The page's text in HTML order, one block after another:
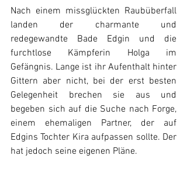
Nach einem missglückten Raubüberfall
landen der charmante und
redegewandte Bade Edgin und die
furchtlose Kämpferin Holga im
Gefängnis. Lange ist ihr Aufenthalt hinter
Gittern aber nicht, bei der erst besten
Gelegenheit brechen sie aus und
begeben sich auf die Suche nach Forge,
einem ehemaligen Partner, der auf
Edgins Tochter Kira aufpassen sollte. Der
hat jedoch seine eigenen Pläne.